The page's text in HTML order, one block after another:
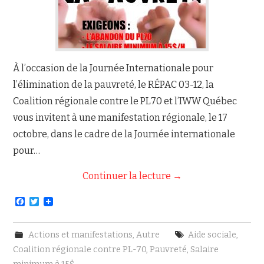
À l’occasion de la Journée Internationale pour
l’élimination de la pauvreté, le RÉPAC 03-12, la
Coalition régionale contre le PL70 et l’IWW Québec
vous invitent à une manifestation régionale, le 17
octobre, dans le cadre de la Journée internationale
pour…
Continuer la lecture →
F
c
b
o
o
T
i
t
t
e
Actions et manifestations, Autre Aide sociale,
Coalition régionale contre PL-70,Pauvreté, Salaire